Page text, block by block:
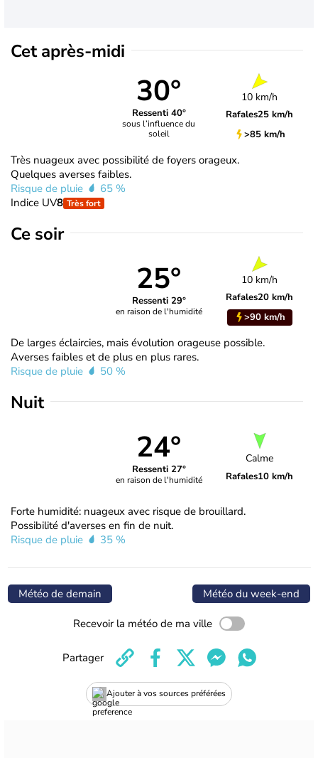
Cet après-midi
30°
Ressenti 40°
sous l’influence du
soleil
10 km/h
Rafales25 km/h
>85 km/h
Très nuageux avec possibilité de foyers orageux.
Quelques averses faibles.
Risque de pluie
65 %
Indice UV8 Très fort
Ce soir
25°
Ressenti 29°
en raison de l'humidité
10 km/h
Rafales20 km/h
>90 km/h
De larges éclaircies, mais évolution orageuse possible.
Averses faibles et de plus en plus rares.
Risque de pluie
50 %
Nuit
24°
Ressenti 27°
en raison de l'humidité
Calme
Rafales10 km/h
Forte humidité: nuageux avec risque de brouillard.
Possibilité d'averses en fin de nuit.
Risque de pluie
35 %
Météo de demain Météo du week-end
Recevoir la météo de ma ville
Ajouter à vos sources préférées
Partager